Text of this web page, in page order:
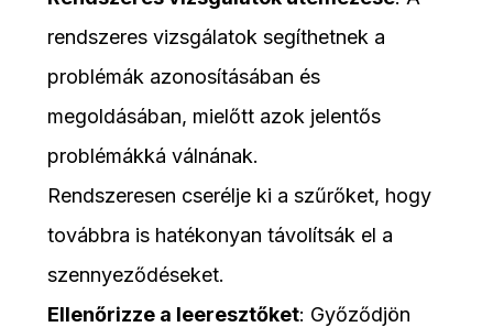
rendszeres vizsgálatok segíthetnek a
problémák azonosításában és
megoldásában, mielőtt azok jelentős
problémákká válnának.
Rendszeresen cserélje ki a szűrőket, hogy
továbbra is hatékonyan távolítsák el a
szennyeződéseket.
Ellenőrizze a leeresztőket: Győződjön